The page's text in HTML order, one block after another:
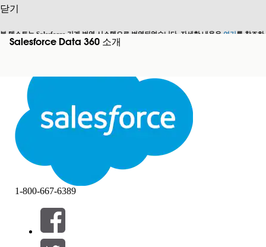
닫기
본 텍스트는 Salesforce 기계 번역 시스템으로 번역되었습니다. 자세한 내용은 여기를 참조하
세요.
영어로 전환 지금 안 함
닫기
Salesforce Data 360 소개
필터 (0)
필터 선택
1-800-667-6389